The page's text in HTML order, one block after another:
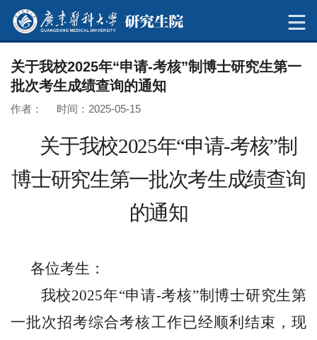
关于我校2025年“申请-考核”制博士研究生第一
批次考生成绩查询的通知
作者： 时间：2025-05-15
关于我校2025年“申请-考核”制
博士研究生第一批次考生成绩查询
的通知
各位考生：
我校2025年“申请-考核”制博士研究生第
一批次招考综合考核工作已经顺利结束，现